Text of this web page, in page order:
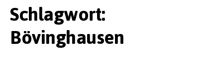
Schlagwort:
Bövinghausen